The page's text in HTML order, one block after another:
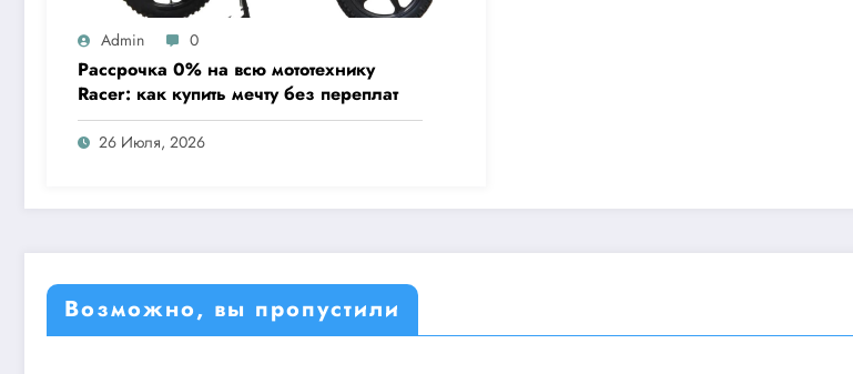
Admin 0
Рассрочка 0% на всю мототехнику
Racer: как купить мечту без переплат
26 Июля, 2026
Возможно, вы пропустили